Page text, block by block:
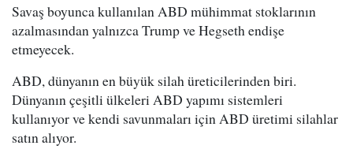
Savaş boyunca kullanılan ABD mühimmat stoklarının
azalmasından yalnızca Trump ve Hegseth endişe
etmeyecek.
ABD, dünyanın en büyük silah üreticilerinden biri.
Dünyanın çeşitli ülkeleri ABD yapımı sistemleri
kullanıyor ve kendi savunmaları için ABD üretimi silahlar
satın alıyor.